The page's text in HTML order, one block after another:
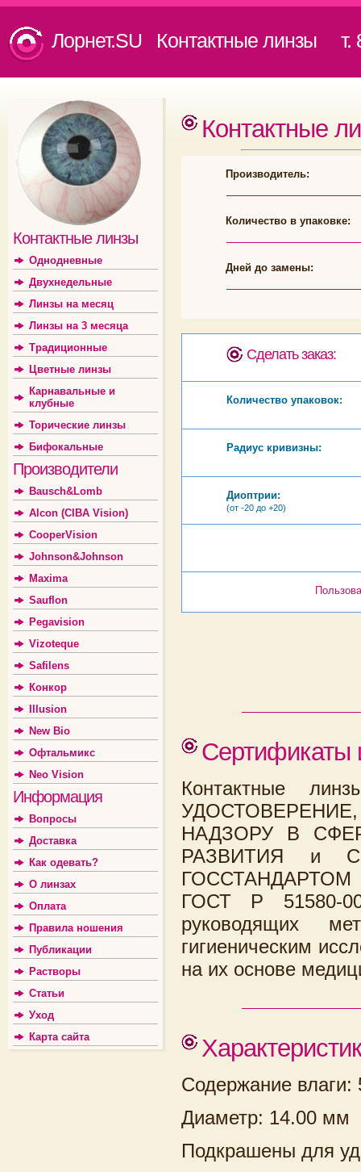
Лорнет.SU Контактные линзы т.
Контактные линзы
Однодневные
Двухнедельные
Линзы на месяц
Линзы на 3 месяца
Традиционные
Цветные линзы
Карнавальные и
клубные
Торические линзы
Бифокальные
Производители
Bausch&Lomb
Alcon (CIBA Vision)
CooperVision
Johnson&Johnson
Maxima
Sauflon
Pegavision
Vizoteque
Safilens
Конкор
Illusion
New Bio
Офтальмикс
Neo Vision
Информация
Вопросы
Доставка
Как одевать?
О линзах
Оплата
Правила ношения
Публикации
Растворы
Статьи
Уход
Карта сайта
Контактные
Производитель:
Количество в упаковке:
Дней до замены:
Сделать заказ:
Количество упаковок:
Радиус кривизны:
Диоптрии:
(от -20 до +20)
Сертификаты
Контактные
НАДЗОРУ В
РАЗВИТИЯ и
ГОССТАНДАРТОМ
ГОСТ Р 51580-
руководящих
гигиеническим
на их основе
Содержание влаги:
Диаметр: 14.00 мм
Подкрашены для